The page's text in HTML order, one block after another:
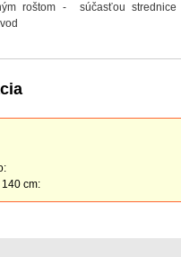
roštom - súčasťou strednice
cm: